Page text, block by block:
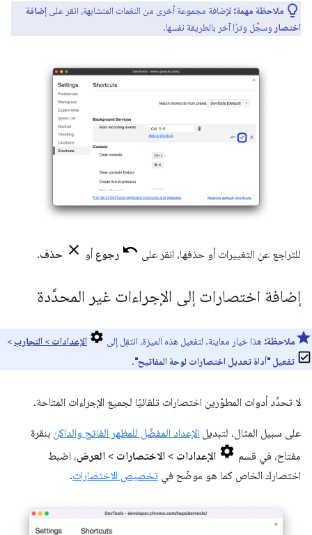
ملاحظة مهمة: لإضافة مجموعة أخرى من النغمات المتشابهة، انقر على إضافة
اختصار وسجِّل وترًا آخر بالطريقة نفسها.
للتراجع عن التغييرات أو حذفها، انقر على رجوع أو حذف.
إضافة اختصارات إلى الإجراءات غير المحدَّدة
ملاحظة: هذا خيار معاينة. لتفعيل هذه الميزة، انتقِل إلى الإعدادات > التجارب >
تفعيل "أداة تعديل اختصارات لوحة المفاتيح".
لا تحدِّد أدوات المطوّرين اختصارات تلقائيًا لجميع الإجراءات المتاحة.
على سبيل المثال، لتبديل الإعداد المفضّل للمظهر الفاتح والداكن بنقرة
مفتاح، في قسم
الإعدادات > الاختصارات > العرض، اضبط
اختصارك الخاص كما هو موضّح في تخصيص الاختصارات.